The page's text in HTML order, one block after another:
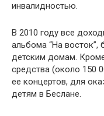
инвалидностью.
В 2010 году все
альбома “На
детским домам.
средства (около 150
ее концертов, для
детям в Беслане.